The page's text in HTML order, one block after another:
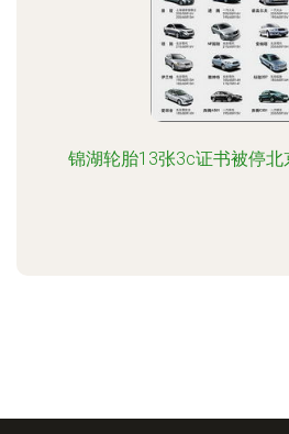
锦湖轮胎13张3c证书被停北